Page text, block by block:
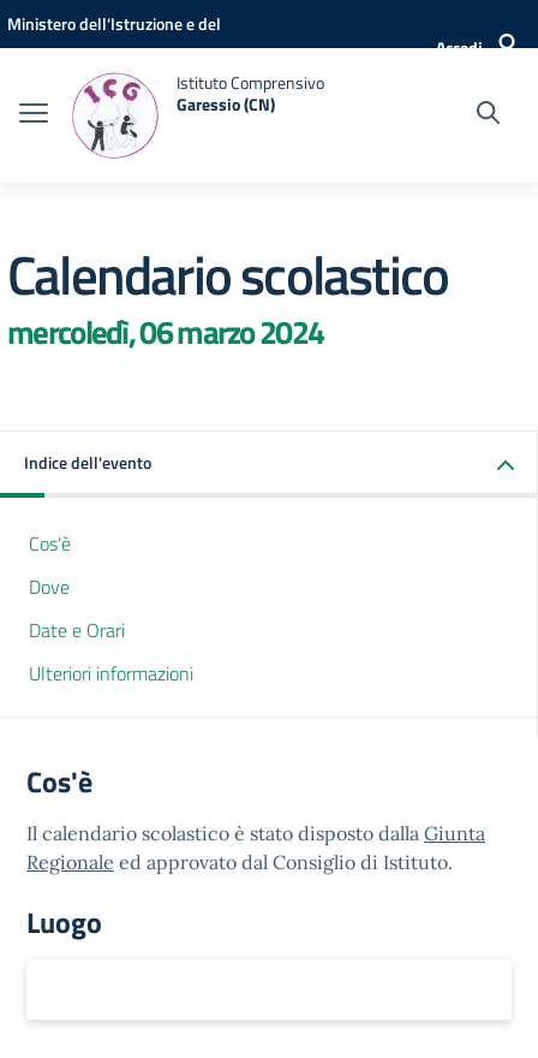
Vai ai contenuti
Vai al menu di navigazione
Vai al footer
Ministero dell'Istruzione e del
Accedi
Istituto Comprensivo
Garessio (CN)
Calendario scolastico
mercoledì, 06 marzo 2024
Indice dell'evento
Cos'è
Dove
Date e Orari
Ulteriori informazioni
Cos'è
Il calendario scolastico è stato disposto dalla Giunta
Regionale ed approvato dal Consiglio di Istituto.
Luogo